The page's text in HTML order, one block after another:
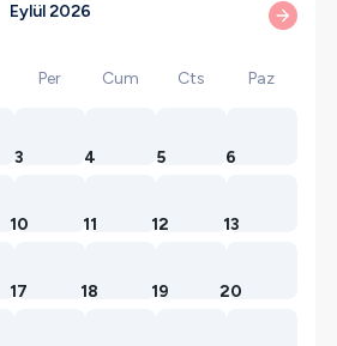
Eylül 2026
Per Cum Cts Paz
3 4 5 6
10 11 12 13
17 18 19 20